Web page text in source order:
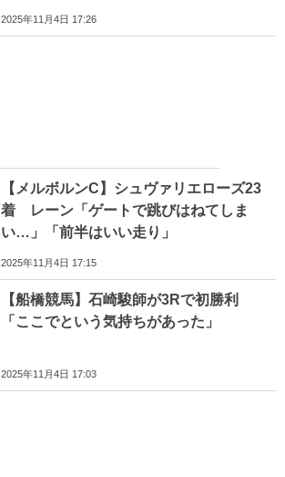
2025年11月4日 17:26
【メルボルンC】シュヴァリエローズ23
着 レーン「ゲートで跳びはねてしま
い…」「前半はいい走り」
2025年11月4日 17:15
【船橋競馬】石崎駿師が3Rで初勝利
「ここでという気持ちがあった」
2025年11月4日 17:03